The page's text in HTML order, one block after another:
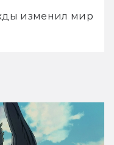
изменил мир